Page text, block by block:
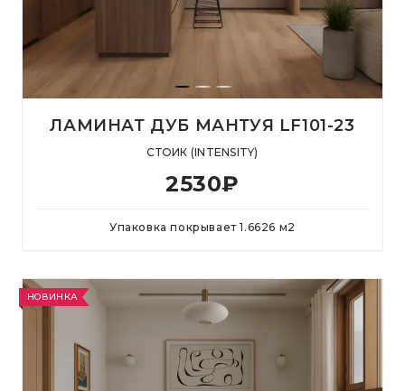
ЛАМИНАТ ДУБ МАНТУЯ LF101-23
СТОИК (INTENSITY)
2530₽
Упаковка покрывает1.6626 м2
НОВИНКА